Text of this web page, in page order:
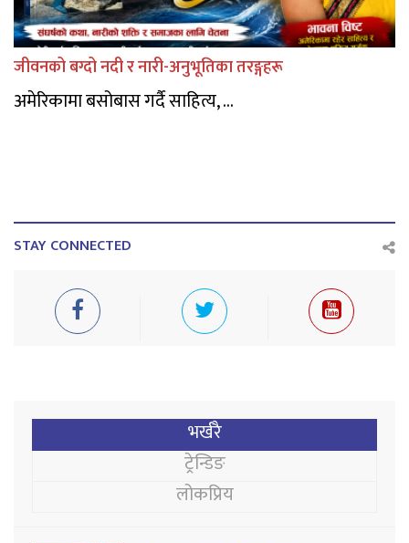
जीवनको बग्दो नदी र नारी-अनुभूतिका तरङ्गहरू
अमेरिकामा बसोबास गर्दै साहित्य, ...
STAY CONNECTED
भर्खरै
ट्रेन्डिङ
लोकप्रिय